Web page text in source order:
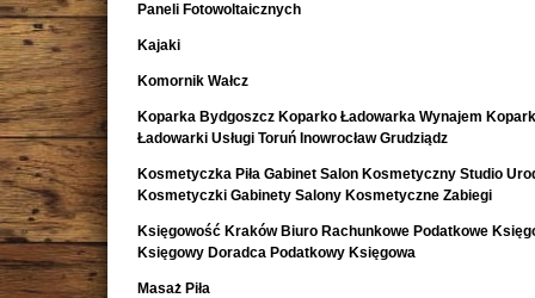
Paneli Fotowoltaicznych
Kajaki
Komornik Wałcz
Koparka Bydgoszcz Koparko Ładowarka Wynajem
Ładowarki Usługi Toruń Inowrocław Grudziądz
Kosmetyczka Piła Gabinet Salon Kosmetyczny Studio
Kosmetyczki Gabinety Salony Kosmetyczne Zabiegi
Księgowość Kraków Biuro Rachunkowe Podatkowe
Księgowy Doradca Podatkowy Księgowa
Masaż Piła